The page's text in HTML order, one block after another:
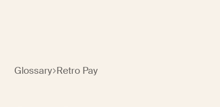
Glossary Retro Pay